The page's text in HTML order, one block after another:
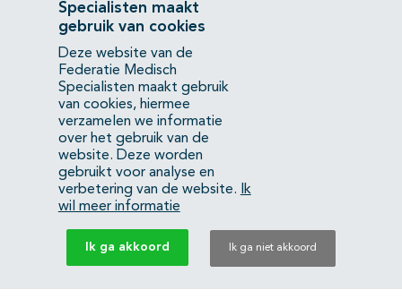
Contact
Mercatorlaan 1200
3528 BL Utrecht
(088) 505 34 34
info@richtlijnendatabase.nl
YouTubeLinkedIn
KvK Federatie Medisch Specialisten:40483480
Privacyverklaring
Specialisten maakt
gebruik van cookies
Deze website van de
Federatie Medisch
Specialisten maakt gebruik
van cookies, hiermee
verzamelen we informatie
over het gebruik van de
website. Deze worden
gebruikt voor analyse en
verbetering van de website.
Ik
wil meer informatie
Ik ga akkoord Ik ga niet akkoord